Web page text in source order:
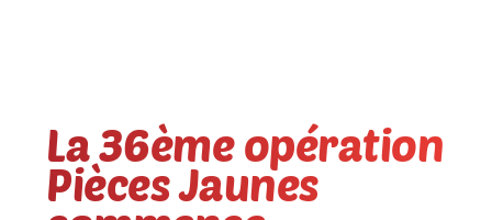
La 36ème opération
Pièces Jaunes